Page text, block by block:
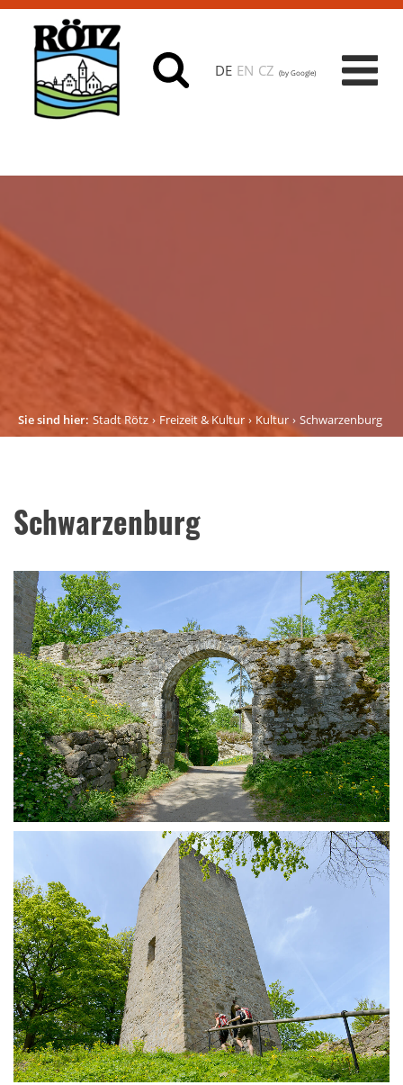
DE EN CZ (by Google)
Sie sind hier: Stadt Rötz Freizeit & Kultur Kultur Schwarzenburg
Schwarzenburg